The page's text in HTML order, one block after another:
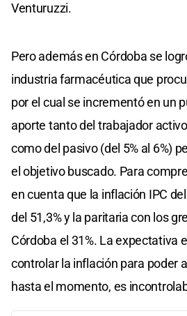
Venturuzzi.
Pero además en Córdoba se
industria farmacéutica que
por el cual se incrementó en un
aporte tanto del trabajador activo
como del pasivo (del 5% al 6%)
el objetivo buscado. Para
en cuenta que la inflación IPC
del 51,3% y la paritaria con los
Córdoba el 31%. La expectativa
controlar la inflación para poder
hasta el momento, es